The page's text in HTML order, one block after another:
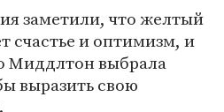
заметили, что желтый
счастье и оптимизм, и
Миддлтон выбрала
выразить свою